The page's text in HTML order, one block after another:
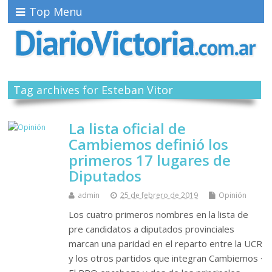
Top Menu
Tag archives for Esteban Vitor
La lista oficial de
Cambiemos definió los
primeros 17 lugares de
Diputados
admin 25 de febrero de 2019 Opinión
Los cuatro primeros nombres en la lista de
pre candidatos a diputados provinciales
marcan una paridad en el reparto entre la UCR
y los otros partidos que integran Cambiemos ·